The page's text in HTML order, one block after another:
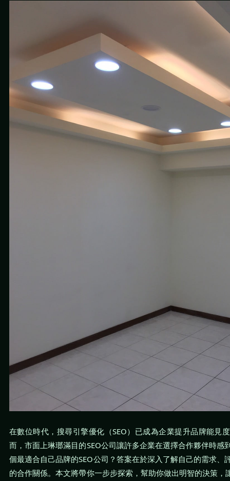
在數位時代，搜尋引擎優化（SEO）已成為企業提升品牌能見
而，市面上琳瑯滿目的SEO公司讓許多企業在選擇合作夥伴時感
個最適合自己品牌的SEO公司？答案在於深入了解自己的需求、
的合作關係。本文將帶你一步步探索，幫助你做出明智的決策，